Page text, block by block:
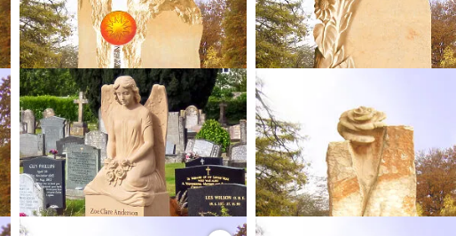
bis 31.08.26 statt4.750,00 €
Ihr Komplettpreis4.156,25 €*
bis 31.08.26 statt 6.250,00 €
Ihr Komplettpreis 5.468,75 €*
SEDUTO
Sandstein Engel Urnengrabstein
Spanischer Sandstein
110 x 44 x 44 cm (HxBxT)
bis 31.08.26 statt16.950,00 €
Ihr Komplettpreis14.831,25 €*
Urnen Grabstele Sandstein
Dresdener Elbsandstein
90 x 30 x 25 cm (HxBxT)
bis 31.08.26 statt5.350,00 €
Ihr Komplettpreis4.681,25 €*